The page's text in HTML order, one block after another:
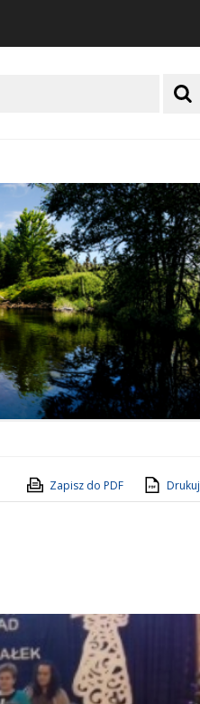
Zapisz do PDF Drukuj